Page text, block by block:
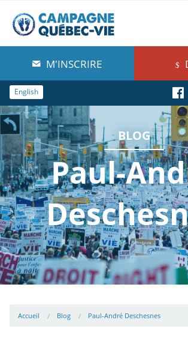
À propos de nous
Blog
Comprendre
Agir
Boutique
M'INSCRIRE
English
BLOG
Paul-
Accueil Blog Paul-André Deschesnes